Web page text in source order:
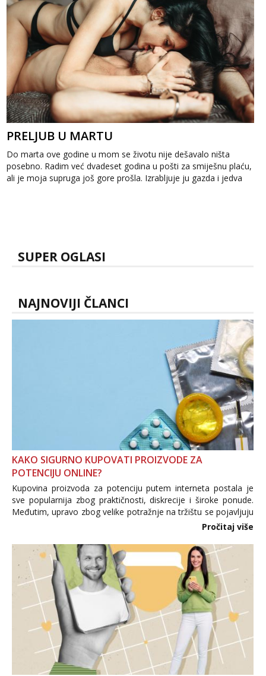
PRELJUB U MARTU
Do marta ove godine u mom se životu nije dešavalo ništa
posebno. Radim već dvadeset godina u pošti za smiješnu plaću,
ali je moja supruga još gore prošla. Izrabljuje ju gazda i jedva
SUPER OGLASI
NAJNOVIJI ČLANCI
KAKO SIGURNO KUPOVATI PROIZVODE ZA
POTENCIJU ONLINE?
Kupovina proizvoda za potenciju putem interneta postala je
sve popularnija zbog praktičnosti, diskrecije i široke ponude.
Međutim, upravo zbog velike potražnje na tržištu se pojavljuju
i brojni krivotvoreni proizvodi, nepouzdane internetske
Pročitaj više